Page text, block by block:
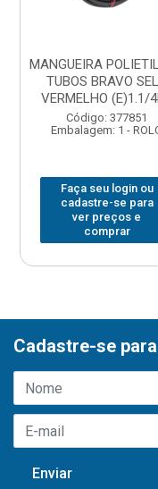
MANGUEIRA
TUBOS BRAVO
VERMELHO (E)1.1/
Código: 377851
Embalagem: 1 -
Faça seu login ou
cadastre-se para
ver preços e
comprar
Cadastre-se